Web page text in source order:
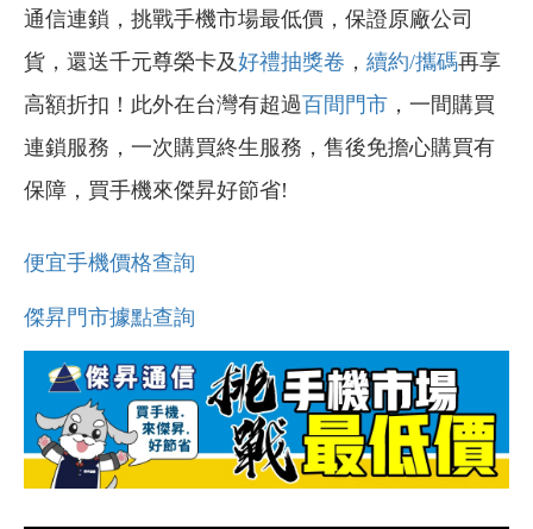
通信連鎖，挑戰手機市場最低價，保證原廠公司
貨，還送千元尊榮卡及好禮抽獎卷 ， 續約/攜碼再享
高額折扣！此外在台灣有超過百間門市 ，一間購買
連鎖服務，一次購買終生服務，售後免擔心購買有
保障，買手機來傑昇好節省!
便宜手機價格查詢
傑昇門市據點查詢